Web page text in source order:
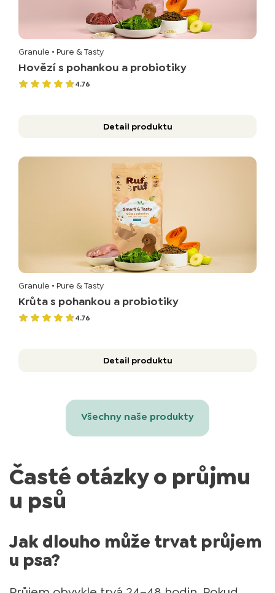
Granule • Pure & Tasty
Hovězí s pohankou a probiotiky
4.76
Detail produktu
Granule • Pure & Tasty
Krůta s pohankou a probiotiky
4.76
Detail produktu
Všechny naše produkty
Časté otázky o průjmu
u psů
Jak dlouho může trvat průjem
u psa?